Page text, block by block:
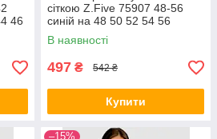
46
сіткою Z.Five 75907 48-56
синій на 48 50 52 54 56
розмір
В наявності
497 ₴ 542 ₴
Купити
–15%